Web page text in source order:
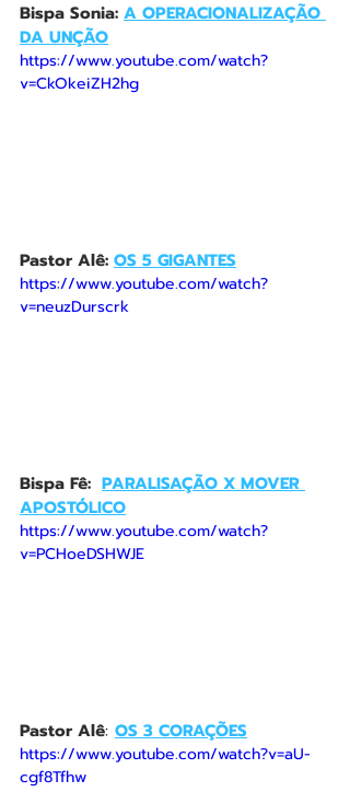
Bispa Sonia: A OPERACIONALIZAÇÃO
DA UNÇÃO
https://www.youtube.com/watch?
v=CkOkeiZH2hg
Pastor Alê: OS 5 GIGANTES
https://www.youtube.com/watch?
v=neuzDurscrk
Bispa Fê: PARALISAÇÃO X MOVER
APOSTÓLICO
https://www.youtube.com/watch?
v=PCHoeDSHWJE
Pastor Alê: OS 3 CORAÇÕES
https://www.youtube.com/watch?v=aU-
cgf8Tfhw